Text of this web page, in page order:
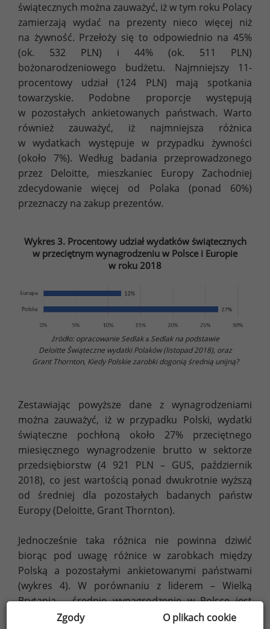
świątecznych można zauważyć, iż w tym roku Polacy
zamierzają wydać na prezenty nieco więcej niż
na żywność. Przełoży się to odpowiednio na 45%
(ok. 532 PLN) i 44% (ok. 511 PLN)
bożonarodzeniowego budżetu. Najmniejszy 11-
procentowy udział (124 PLN) mają spotkania
towarzyskie. Podobne proporcje występują
w pozostałych ankietowanych państwach. Warto
również zauważyć, iż najmniejsza różnica
w wydatkach występuje w przypadku żywności
(około 7%). Według badania przeprowadzonego
przez Deloitte, mieszkaniec Europy Zachodniej
zdecydowanie więcej od Polaka (ponad 60%)
przeznaczy na zakup prezentów.
Wykres 3. Procentowy udział wydatków świątecznych
w przeciętnym wynagrodzeniu w Polsce i Europie
w roku 2018
źródło: opracowanie Sedlak &Sedlak na podstawie
Deloitte Świąteczne wydatki Polaków (listopad 2018), oraz
Grant Thornton, Kiedy Polskie zarobki dogonią średnią unijną?
Zestawiając powyższe dane z wynagrodzeniami
można zauważyć, iż w przypadku Polski, wydatki
świąteczne pochłoną około 27% przeciętnego
miesięcznego wynagrodzenie brutto w sektorze
przedsiębiorstw (4 921 PLN – GUS, październik
2018), co jest wartością ponad dwukrotnie wyższą
od średniej dla pozostałych badanych państw
Europy (Deloitte, Grant Thornton).
Jednocześnie taka różnica nie powinna dziwić
biorąc pod uwagę różnice w zarobkach między
Polską a pozostałymi ankietowanymi państwami
(wykres 4). W porównaniu z liderem – Wielką
Brytanią – średnie wynagrodzenie w Polsce jest
ponad 3,5 razy niższe. Co więcej, w większości
Zgody O plikach cookie